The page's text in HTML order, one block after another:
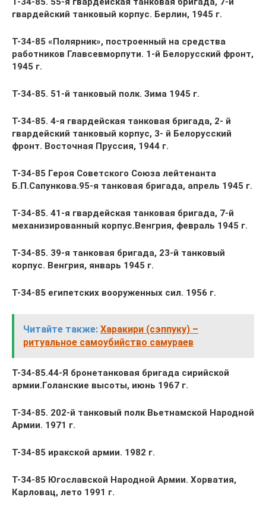
гвардейский танковый корпус. Берлин, 1945 г.
Т-34-85 «Полярник», построенный на средства
работников Главсевморпути. 1-й Белорусский фронт,
1945 г.
Т-34-85. 51-й танковый полк. Зима 1945 г.
Т-34-85. 4-я гвардейская танковая бригада, 2- й
гвардейский танковый корпус, 3- й Белорусский
фронт. Восточная Пруссия, 1944 г.
Т-34-85 Героя Советского Союза лейтенанта
Б.П.Сапункова.95-я танковая бригада, апрель 1945 г.
Т-34-85. 41-я гвардейская танковая бригада, 7-й
механизированный корпус.Венгрия, февраль 1945 г.
Т-34-85. 39-я танковая бригада, 23-й танковый
корпус. Венгрия, январь 1945 г.
Т-34-85 египетских вооруженных сил. 1956 г.
Читайте также: Харакири (сэппуку) –
ритуальное самоубийство самураев
Т-34-85.44-Я бронетанковая бригада сирийской
армии.Голанские высоты, июнь 1967 г.
Т-34-85. 202-й танковый полк Вьетнамской Народной
Армии. 1971 г.
Т-34-85 иракской армии. 1982 г.
Т-34-85 Югославской Народной Армии. Хорватия,
Карловац, лето 1991 г.